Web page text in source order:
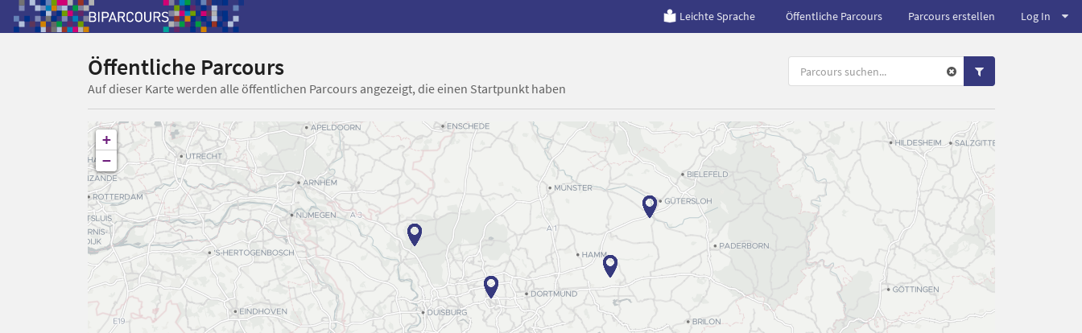
Leichte Sprache Öffentliche Parcours Parcours erstellen Log In
Öffentliche Parcours
Auf dieser Karte werden alle öffentlichen Parcours angezeigt, die einen Startpunkt haben
+
−